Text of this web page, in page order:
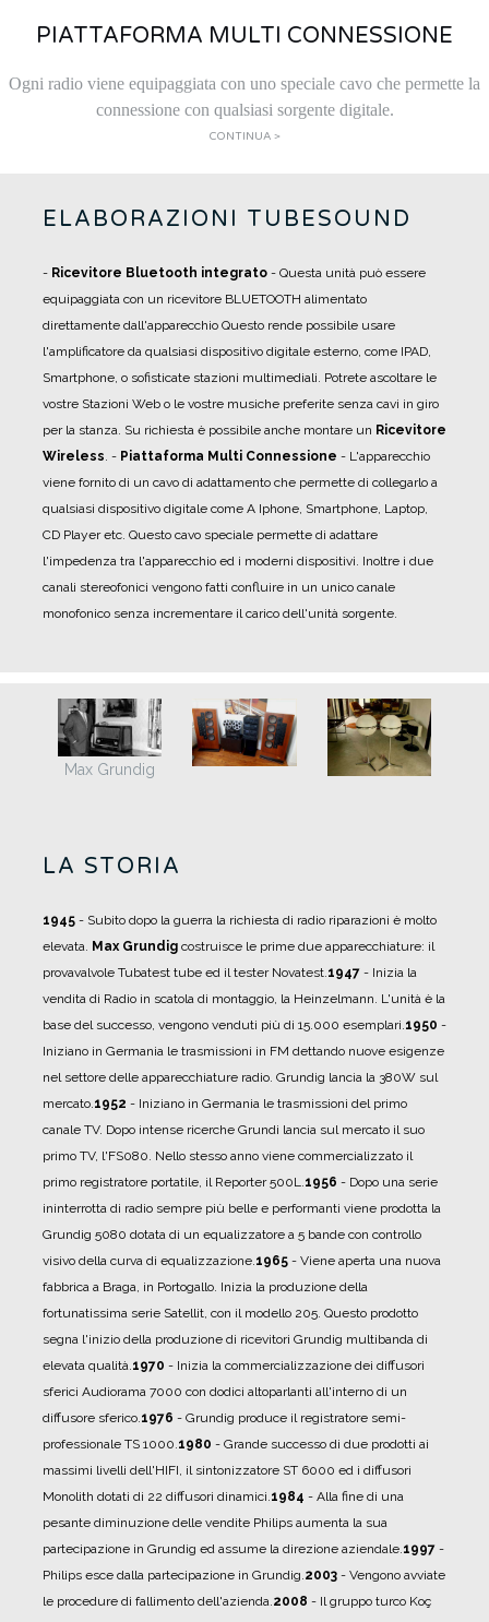
PIATTAFORMA MULTI CONNESSIONE
Ogni radio viene equipaggiata con uno speciale cavo che permette la
connessione con qualsiasi sorgente digitale.
CONTINUA >
ELABORAZIONI TUBESOUND
- Ricevitore Bluetooth integrato - Questa unità può essere
equipaggiata con un ricevitore BLUETOOTH alimentato
direttamente dall'apparecchio Questo rende possibile usare
l'amplificatore da qualsiasi dispositivo digitale esterno, come IPAD,
Smartphone, o sofisticate stazioni multimediali. Potrete ascoltare le
vostre Stazioni Web o le vostre musiche preferite senza cavi in giro
per la stanza. Su richiesta è possibile anche montare un Ricevitore
Wireless - Piattaforma Multi Connessione - L'apparecchio
viene fornito di un cavo di adattamento che permette di collegarlo a
qualsiasi dispositivo digitale come A Iphone, Smartphone, Laptop,
CD Player etc. Questo cavo speciale permette di adattare
l'impedenza tra l'apparecchio ed i moderni dispositivi. Inoltre i due
canali stereofonici vengono fatti confluire in un unico canale
monofonico senza incrementare il carico dell'unità sorgente.
Max Grundig
LA STORIA
1945 - Subito dopo la guerra la richiesta di radio riparazioni è molto
elevata. Max Grundig costruisce le prime due apparecchiature: il
provavalvole Tubatest tube ed il tester Novatest.1947 - Inizia la
vendita di Radio in scatola di montaggio, la Heinzelmann. L'unità è la
base del successo, vengono venduti più di 15.000 esemplari.1950 -
Iniziano in Germania le trasmissioni in FM dettando nuove esigenze
nel settore delle apparecchiature radio. Grundig lancia la 380W sul
mercato.1952 - Iniziano in Germania le trasmissioni del primo
canale TV. Dopo intense ricerche Grundi lancia sul mercato il suo
primo TV, l'FS080. Nello stesso anno viene commercializzato il
primo registratore portatile, il Reporter 500L.1956 - Dopo una serie
ininterrotta di radio sempre più belle e performanti viene prodotta la
Grundig 5080 dotata di un equalizzatore a 5 bande con controllo
visivo della curva di equalizzazione.1965 - Viene aperta una nuova
fabbrica a Braga, in Portogallo. Inizia la produzione della
fortunatissima serie Satellit, con il modello 205. Questo prodotto
segna l'inizio della produzione di ricevitori Grundig multibanda di
elevata qualità.1970 - Inizia la commercializzazione dei diffusori
sferici Audiorama 7000 con dodici altoparlanti all'interno di un
diffusore sferico.1976 - Grundig produce il registratore semi-
professionale TS 1000.1980 - Grande successo di due prodotti ai
massimi livelli dell'HIFI, il sintonizzatore ST 6000 ed i diffusori
Monolith dotati di 22 diffusori dinamici.1984 - Alla fine di una
pesante diminuzione delle vendite Philips aumenta la sua
partecipazione in Grundig ed assume la direzione aziendale.1997 -
Philips esce dalla partecipazione in Grundig.2003 - Vengono avviate
le procedure di fallimento dell'azienda.2008 - Il gruppo turco Koç